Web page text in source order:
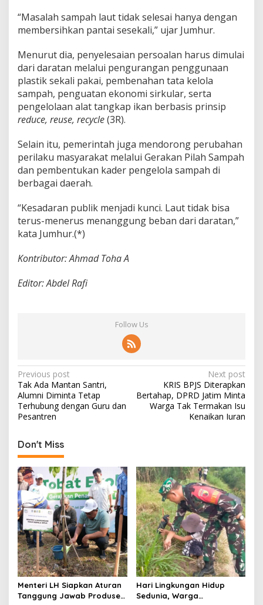
“Masalah sampah laut tidak selesai hanya dengan
membersihkan pantai sesekali,” ujar Jumhur.
Menurut dia, penyelesaian persoalan harus dimulai
dari daratan melalui pengurangan penggunaan
plastik sekali pakai, pembenahan tata kelola
sampah, penguatan ekonomi sirkular, serta
pengelolaan alat tangkap ikan berbasis prinsip
reduce, reuse, recycle(3R).
Selain itu, pemerintah juga mendorong perubahan
perilaku masyarakat melalui Gerakan Pilah Sampah
dan pembentukan kader pengelola sampah di
berbagai daerah.
“Kesadaran publik menjadi kunci. Laut tidak bisa
terus-menerus menanggung beban dari daratan,”
kata Jumhur.(*)
Kontributor: Ahmad Toha A
Editor: Abdel Rafi
Follow Us
P
o
s
n
a
v
i
g
a
t
i
o
n
Previous post
Tak Ada Mantan Santri,
Alumni Diminta Tetap
Terhubung dengan Guru dan
Pesantren
Next post
KRIS BPJS Diterapkan
Bertahap, DPRD Jatim Minta
Warga Tak Termakan Isu
Kenaikan Iuran
Don't Miss
Menteri LH Siapkan Aturan
Tanggung Jawab Produsen
Hari Lingkungan Hidup
Sedunia, Warga